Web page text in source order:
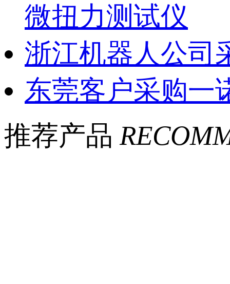
微扭力测试仪
浙江机器人公司
东莞客户采购一
推荐产品